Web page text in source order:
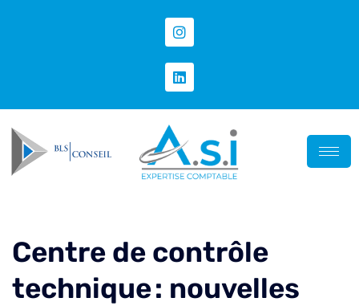
Centre de contrôle
technique : nouvelles